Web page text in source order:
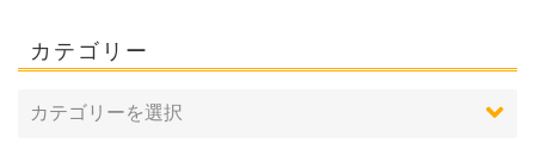
カテゴリー